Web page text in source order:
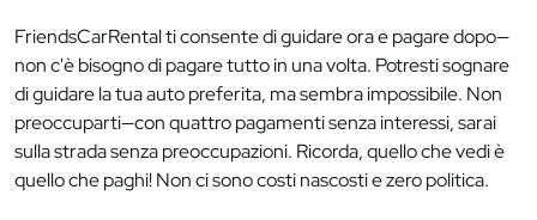
FriendsCarRental ti consente di guidare ora e pagare dopo—
non c'è bisogno di pagare tutto in una volta. Potresti sognare
di guidare la tua auto preferita, ma sembra impossibile. Non
preoccuparti—con quattro pagamenti senza interessi, sarai
sulla strada senza preoccupazioni. Ricorda, quello che vedi è
quello che paghi! Non ci sono costi nascosti e zero politica.